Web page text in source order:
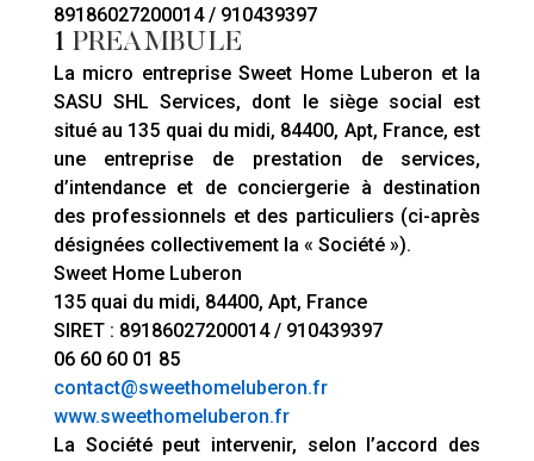
89186027200014 / 910439397
1 PREAMBULE
La micro entreprise Sweet Home Luberon et la
SASU SHL Services, dont le siège social est
situé au 135 quai du midi, 84400, Apt, France, est
une entreprise de prestation de services,
d’intendance et de conciergerie à destination
des professionnels et des particuliers (ci-après
désignées collectivement la « Société »).
Sweet Home Luberon
135 quai du midi, 84400, Apt, France
SIRET : 89186027200014 / 910439397
06 60 60 01 85
contact@sweethomeluberon.fr
www.sweethomeluberon.fr
La Société peut intervenir, selon l’accord des